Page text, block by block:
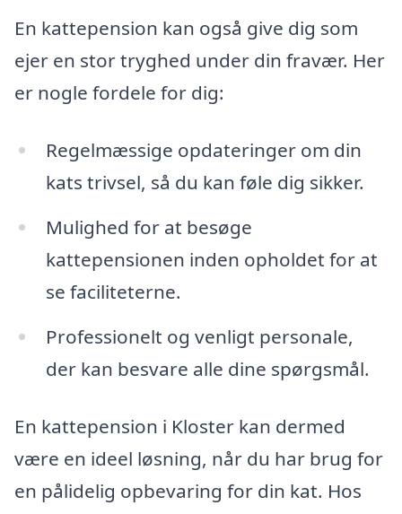
En kattepension kan også give dig som
ejer en stor tryghed under din fravær. Her
er nogle fordele for dig:
Regelmæssige opdateringer om din
kats trivsel, så du kan føle dig sikker.
Mulighed for at besøge
kattepensionen inden opholdet for at
se faciliteterne.
Professionelt og venligt personale,
der kan besvare alle dine spørgsmål.
En kattepension i Kloster kan dermed
være en ideel løsning, når du har brug for
en pålidelig opbevaring for din kat. Hos